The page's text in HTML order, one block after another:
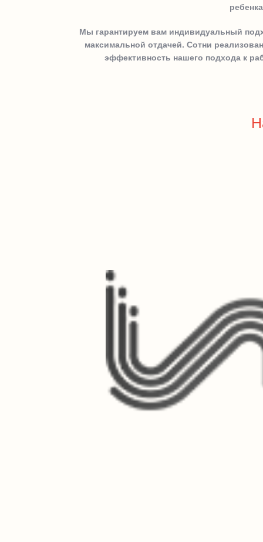
Мы гарантируем вам индивидуальный
максимальной отдачей. Сотни
эффективность нашего подхода к